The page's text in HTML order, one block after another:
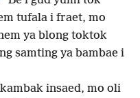
tufala i fraet, mo
ya blong toktok
samting ya bambae i
insaed, mo oli